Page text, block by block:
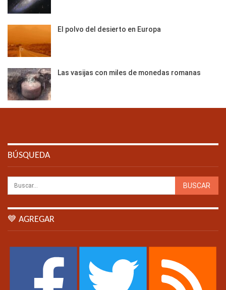
El polvo del desierto en Europa
Las vasijas con miles de monedas romanas
BÚSQUEDA
💙 AGREGAR